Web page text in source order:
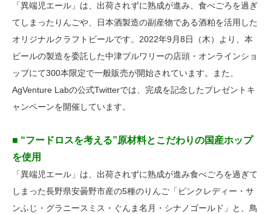
「異端児エール」は、出荷されずに熟成が進み、食べごろを過ぎ
てしまったりんごや、日本酒製造の副産物である酒粕を活用した
オリジナルクラフトビールです。2022年9月8日（木）より、本
ビールの製造を委託した中津ブルワリーの店頭・オンラインショ
ップにて300本限定で一般販売が開始されています。また、
AgVenture Labの公式Twitterでは、完成を記念したプレゼントキ
ャンペーンを開催しています。
■ “フードロスを考える”原材料とこだわりの国産ホップ
を使用
「異端児エール」は、出荷されずに熟成が進み食べごろを過ぎて
しまった長野県安曇野市産の5種のりんご「ピンクレディー・サ
ンふじ・グラニースミス・ぐんま名月・シナノゴールド」と、鳥